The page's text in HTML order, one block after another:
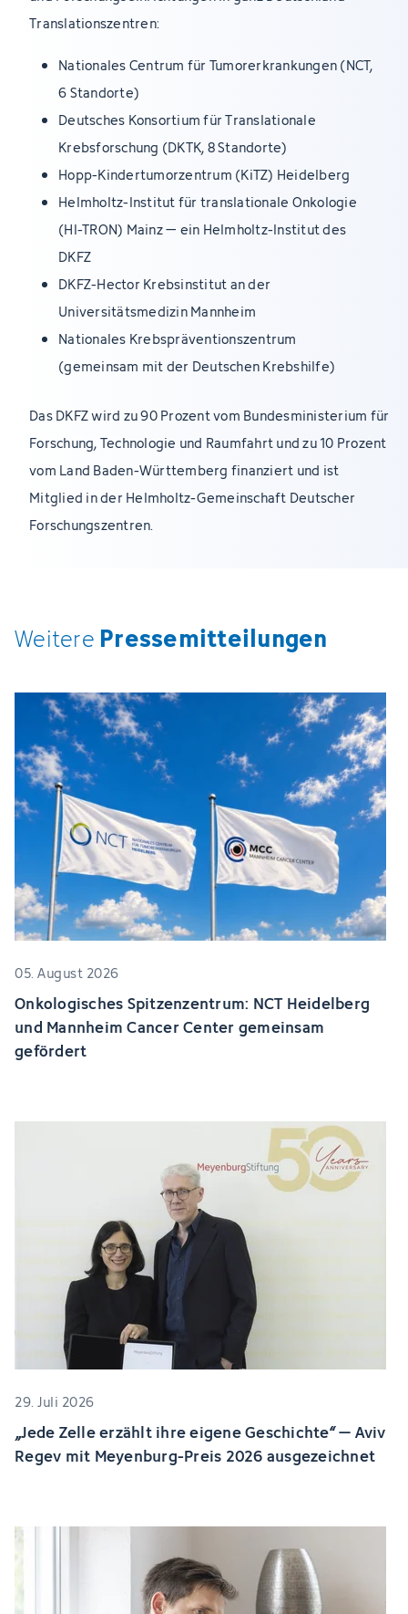
Translationszentren:
Nationales Centrum für Tumorerkrankungen (NCT,
6 Standorte)
Deutsches Konsortium für Translationale
Krebsforschung (DKTK, 8 Standorte)
Hopp-Kindertumorzentrum (KiTZ) Heidelberg
Helmholtz-Institut für translationale Onkologie
(HI-TRON) Mainz – ein Helmholtz-Institut des
DKFZ
DKFZ-Hector Krebsinstitut an der
Universitätsmedizin Mannheim
Nationales Krebspräventionszentrum
(gemeinsam mit der Deutschen Krebshilfe)
Das DKFZ wird zu 90 Prozent vom Bundesministerium für
Forschung, Technologie und Raumfahrt und zu 10 Prozent
vom Land Baden-Württemberg finanziert und ist
Mitglied in der Helmholtz-Gemeinschaft Deutscher
Forschungszentren.
Weitere Pressemitteilungen
05. August 2026
Onkologisches Spitzenzentrum: NCT Heidelberg
und Mannheim Cancer Center gemeinsam
gefördert
29. Juli 2026
„Jede Zelle erzählt ihre eigene Geschichte“ – Aviv
Regev mit Meyenburg-Preis 2026 ausgezeichnet